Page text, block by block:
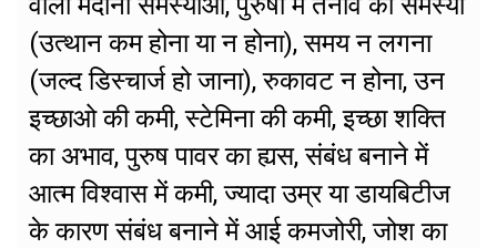
(उत्थान कम होना या न होना), समय न लगना
(जल्द डिस्चार्ज हो जाना), रुकावट न होना, उन
इच्छाओ की कमी, स्टेमिना की कमी, इच्छा शक्ति
का अभाव, पुरुष पावर का ह्यस, संबंध बनाने में
आत्म विश्वास में कमी, ज्यादा उम्र या डायबिटीज
के कारण संबंध बनाने में आई कमजोरी, जोश का